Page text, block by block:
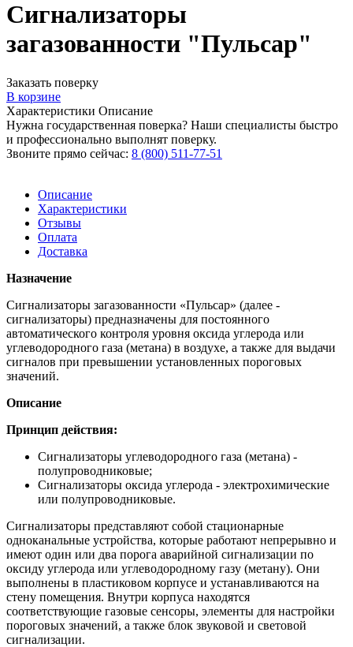
Сигнализаторы
загазованности "Пульсар"
Заказать поверку
В корзине
Характеристики Описание
Нужна государственная поверка? Наши специалисты быстро
и профессионально выполнят поверку.
Звоните прямо сейчас: 8 (800) 511-77-51
Описание
Характеристики
Отзывы
Оплата
Доставка
Назначение
Сигнализаторы загазованности «Пульсар» (далее -
сигнализаторы) предназначены для постоянного
автоматического контроля уровня оксида углерода или
углеводородного газа (метана) в воздухе, а также для выдачи
сигналов при превышении установленных пороговых
значений.
Описание
Принцип действия:
Сигнализаторы углеводородного газа (метана) -
полупроводниковые;
Сигнализаторы оксида углерода - электрохимические
или полупроводниковые.
Сигнализаторы представляют собой стационарные
одноканальные устройства, которые работают непрерывно и
имеют один или два порога аварийной сигнализации по
оксиду углерода или углеводородному газу (метану). Они
выполнены в пластиковом корпусе и устанавливаются на
стену помещения. Внутри корпуса находятся
соответствующие газовые сенсоры, элементы для настройки
пороговых значений, а также блок звуковой и световой
сигнализации.